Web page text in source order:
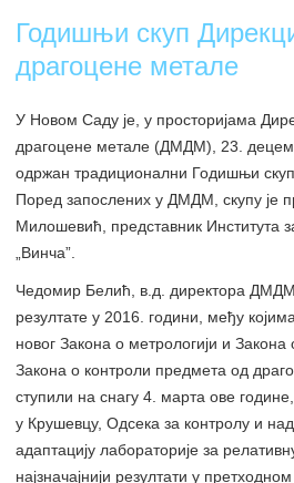
Годишњи скуп
драгоцене метале
У Новом Саду је, у просторијама
драгоцене метале (ДМДМ), 23.
одржан традиционални Годишњи
Поред запослених у ДМДМ, скупу је
Милошевић, представник Института
„Винча”.
Чедомир Белић, в.д. директора
резултате у 2016. години, међу
новог Закона о метрологији и
Закона о контроли предмета од
ступили на снагу 4. марта ове
у Крушевцу, Одсека за контролу и
адаптацију лабораторије за
најзначајнији резултати у